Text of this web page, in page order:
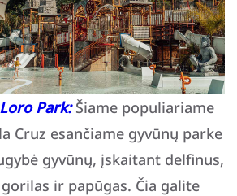
Loro Park:Šiame populiariame
Cruz esančiame gyvūnų parke
gyvūnų, įskaitant delfinus,
ir papūgas. Čia galite